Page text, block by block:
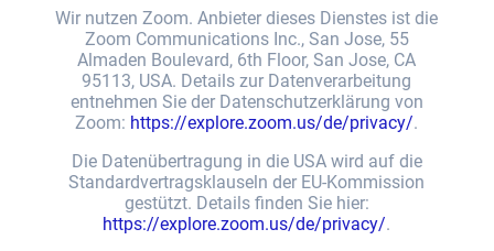
Wir nutzen Zoom. Anbieter dieses Dienstes ist die
Zoom Communications Inc., San Jose, 55
Almaden Boulevard, 6th Floor, San Jose, CA
95113, USA. Details zur Datenverarbeitung
entnehmen Sie der Datenschutzerklärung von
Zoom: https://explore.zoom.us/de/privacy/.
Die Datenübertragung in die USA wird auf die
Standardvertragsklauseln der EU-Kommission
gestützt. Details finden Sie hier:
https://explore.zoom.us/de/privacy/.